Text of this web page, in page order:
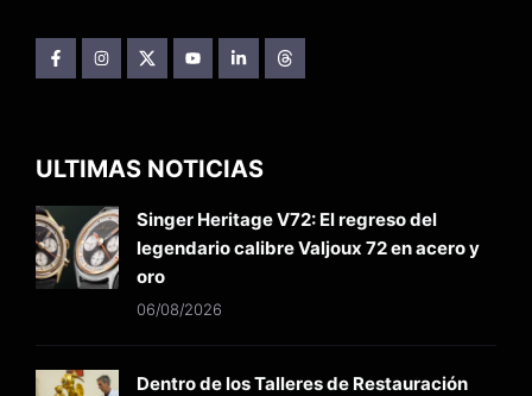
ULTIMAS NOTICIAS
Singer Heritage V72: El regreso del
legendario calibre Valjoux 72 en acero y
oro
06/08/2026
Dentro de los Talleres de Restauración